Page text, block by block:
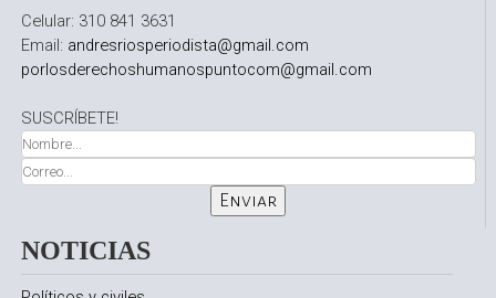
Celular: 310 841 3631
Email: andresriosperiodista@gmail.com
porlosderechoshumanospuntocom@gmail.com
SUSCRÍBETE!
NOTICIAS